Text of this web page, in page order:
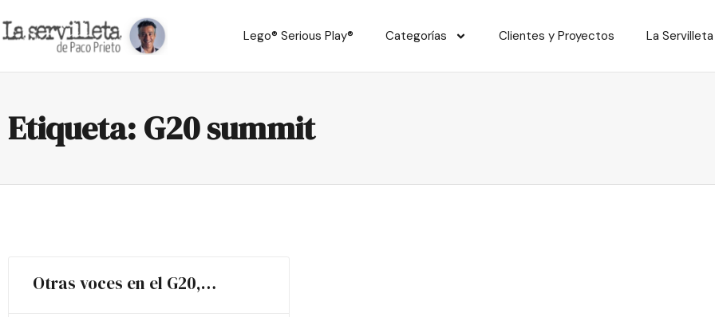
Lego® Serious Play® Categorías Clientes y Proyectos La Servilleta
Etiqueta: G20 summit
Otras voces en el G20,…